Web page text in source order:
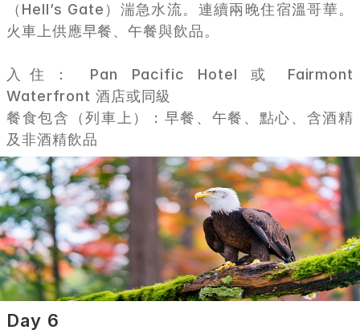
（Hell’s Gate）湍急水流。連續兩晚住宿溫哥華。
火車上供應早餐、午餐與飲品。
入住： Pan Pacific Hotel 或 Fairmont
Waterfront 酒店或同級
餐食包含（列車上）：早餐、午餐、點心、含酒精
及非酒精飲品
Day 6